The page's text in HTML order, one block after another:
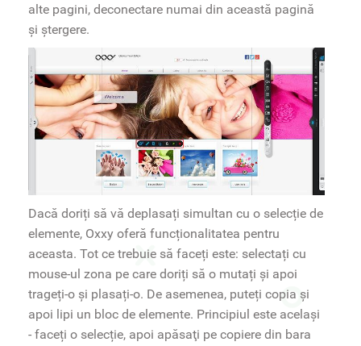
alte pagini, deconectare numai din această pagină
și ștergere.
Dacă doriți să vă deplasați simultan cu o selecție de
elemente, Oxxy oferă funcționalitatea pentru
aceasta. Tot ce trebuie să faceți este: selectați cu
mouse-ul zona pe care doriți să o mutați și apoi
trageți-o și plasați-o. De asemenea, puteți copia și
apoi lipi un bloc de elemente. Principiul este același
- faceți o selecție, apoi apăsaţi pe copiere din bara